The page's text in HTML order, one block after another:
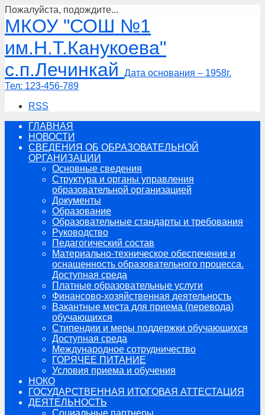
Пожалуйста, подождите...
Перейти
к
содержимому
МКОУ "СОШ №1
им.Н.Т.Канукоева"
с.п.Лечинкай
Дата основания – 1958г.
Тел: 123-456-789
RSS
ГЛАВНАЯ
НОВОСТИ
СВЕДЕНИЯ ОБ ОБРАЗОВАТЕЛЬНОЙ
ОРГАНИЗАЦИИ
Основные сведения
Структура и органы управления
образовательной организацией
Документы
Образование
Образовательные стандарты и требования
Руководство
Педагогический состав
Материально-техническое обеспечение и
оснащенность образовательного процесса.
Доступная среда
Платные образовательные услуги
Финансово-хозяйственная деятельность
Вакантные места для приема (перевода)
обучающихся
Стипендии и меры поддержки обучающихся
Доступная среда
Международное сотрудничество
ГОРЯЧЕЕ ПИТАНИЕ
Условия приема и обучения
НОКО
ГОСУДАРСТВЕННАЯ ИТОГОВАЯ АТТЕСТАЦИЯ
ДЕЯТЕЛЬНОСТЬ
Социальные партнеры